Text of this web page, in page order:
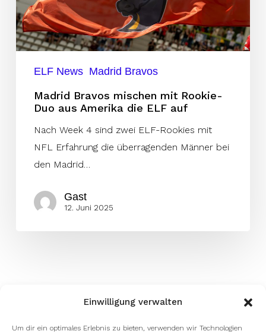
Einwilligung verwalten
Um dir ein optimales Erlebnis zu bieten, verwenden wir Technologien
aus
Amerika
die
ELF News Madrid Bravos
Madrid Bravos mischen mit Rookie-
Duo aus Amerika die ELF auf
Nach Week 4 sind zwei ELF-Rookies mit
NFL Erfahrung die überragenden Männer bei
den Madrid…
Gast
12. Juni 2025